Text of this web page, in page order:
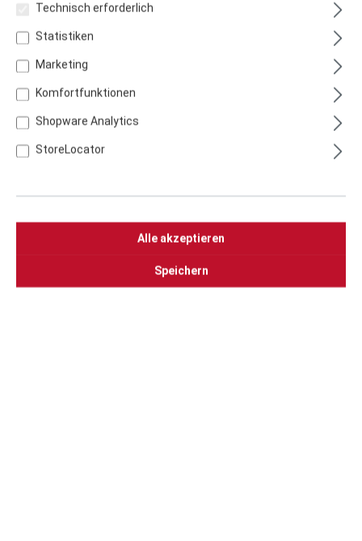
Artikelnummer:
Breite:
Höhe:
Tiefe:
Arbeitshöhe:
Technisch erforderlich
Statistiken
Marketing
Komfortfunktionen
Shopware Analytics
StoreLocator
Alle akzeptieren
Speichern